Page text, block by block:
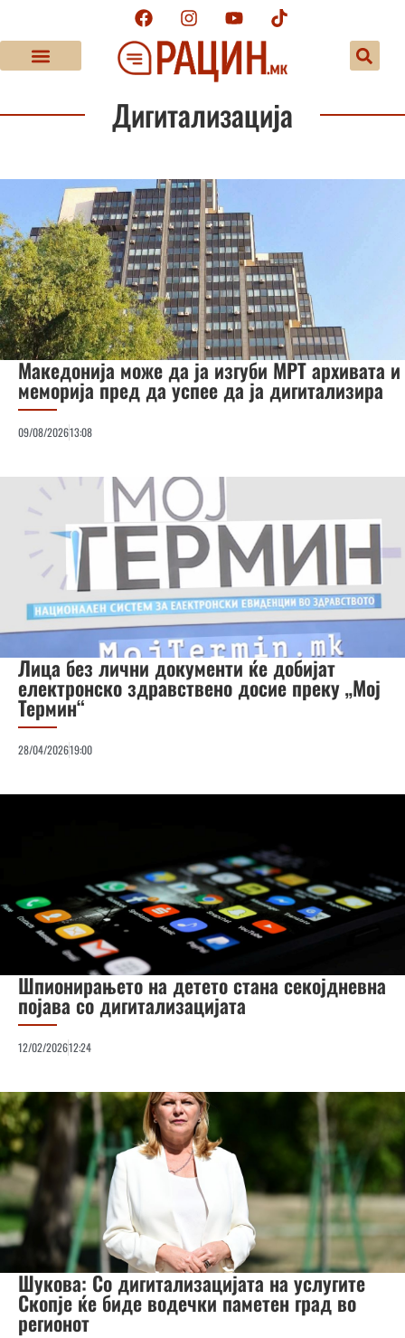
Дигитализација
Македонија може да ја изгуби МРТ архивата и
меморија пред да успее да ја дигитализира
09/08/202613:08
Лица без лични документи ќе добијат
електронско здравствено досие преку „Мој
Термин“
28/04/202619:00
Шпионирањето на детето стана секојдневна
појава со дигитализацијата
12/02/202612:24
Шукова: Со дигитализацијата на услугите
Скопје ќе биде водечки паметен град во
регионот